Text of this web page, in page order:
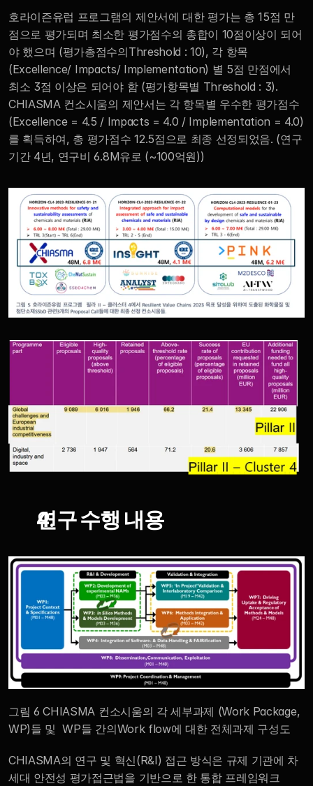
호라이즌유럽 프로그램의 제안서에 대한 평가는 총 15점 만
점으로 평가되며 최소한 평가점수의 총합이 10점이상이 되어
야 했으며 (평가총점수의Threshold : 10), 각 항목
(Excellence/ Impacts/ Implementation) 별 5점 만점에서
최소 3점 이상은 되어야 함 (평가항목별 Threshold : 3).
CHIASMA 컨소시움의 제안서는 각 항목별 우수한 평가점수
(Excellence = 4.5 / Impacts = 4.0 / Implementation = 4.0)
를 획득하여, 총 평가점수 12.5점으로 최종 선정되었음. (연구
기간 4년, 연구비 6.8M유로 (~100억원))
연구 수행 내용
그림 6 CHIASMA 컨소시움의 각 세부과제 (Work Package,
WP)들 및  WP들 간의Work flow에 대한 전체과제 구성도
CHIASMA의 연구 및 혁신(R&I) 접근 방식은 규제 기관에 차
세대 안전성 평가접근법을 기반으로 한 통합 프레임워크